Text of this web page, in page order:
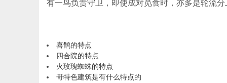
有一鸟负责守卫，即使成对觅食时，亦多是轮流分
喜鹊的特点
四合院的特点
火玫瑰蜘蛛的特点
哥特色建筑是有什么特点的